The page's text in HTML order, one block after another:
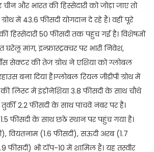
और भारत की हिस्सेदारी को जोड़ा जाए तो
में 43.6 फीसदी योगदान दे रहे हैं। वहीं पूरे
हिस्सेदारी 50 फीसदी तक पहुंच गई है। विशेषज्ञों
मांग, इन्फ्रास्ट्रक्चर पर भारी निवेश,
सेक्टर की तेज ग्रोथ ने एशिया को ग्लोबल
बना दिया है।ग्लोबल रियल जीडीपी ग्रोथ में
लिस्ट में इंडोनेशिया 3.8 फीसदी के साथ चौथे
2.2 फीसदी के साथ पांचवें नंबर पर है।
1.5 फीसदी के साथ छठे स्थान पर पहुंच गया है।
वियतनाम (1.6 फीसदी), सऊदी अरब (1.7
फीसदी) भी टॉप-10 में शामिल हैं। यह तस्वीर